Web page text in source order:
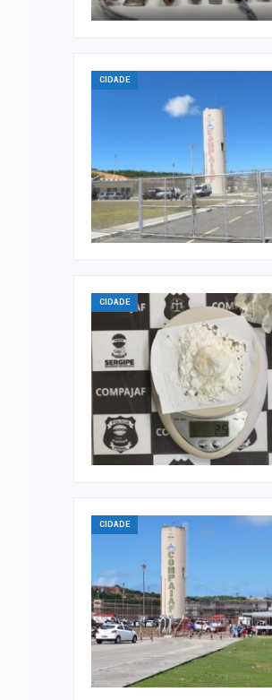
CIDADE
CIDADE
CIDADE